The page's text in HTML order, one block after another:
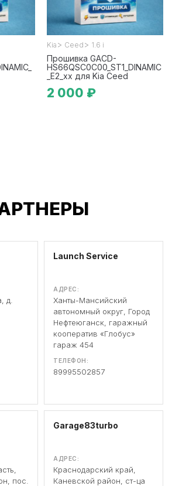
Kia > Ceed > 1.6 i
Прошивка GACD-
HS66QSC0C00_ST1_DINAMIC
_E2_xx для Kia Ceed
2 000 ₽
д.
Launch Service
АДРЕС:
Ханты-Мансийский
автономный округ, Город
Нефтеюганск, гаражный
кооператив «Глобус»
гараж 454
ТЕЛЕФОН:
89995502857
пос.
Garage83turbo
АДРЕС:
Краснодарский край,
Каневской район, ст-ца